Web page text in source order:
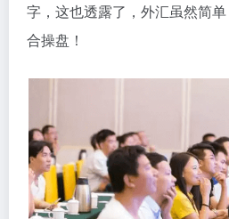
字，这也透露了，外汇虽然简
合操盘！